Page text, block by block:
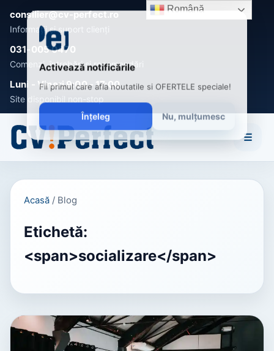
consilier@cv-perfect.ro
Informații și suport clienți
031-005 0470
Comenzi, întrebări și recomandări
Luni - Vineri 9:00 - 17:00
Site disponibil non-stop
☰
Acasă / Blog
Etichetă:
<span>socializare</span>
Română
Activează notificările
Fii primul care afla noutatile si OFERTELE speciale!
Înțeleg Nu, mulțumesc